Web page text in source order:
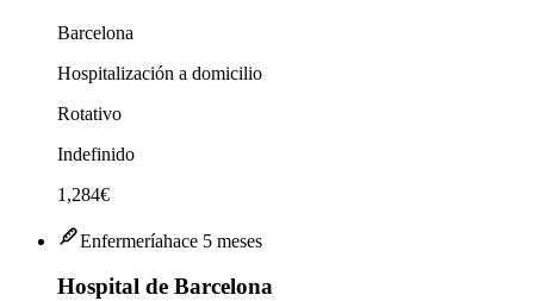
Barcelona
Hospitalización a domicilio
Rotativo
Indefinido
1,284€
Enfermeríahace 5 meses
Hospital de Barcelona